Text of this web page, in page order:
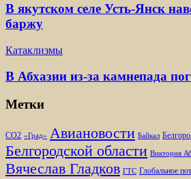
В якутском селе Усть-Янск
баржу
Катаклизмы
В Абхазии из-за камнепада
Метки
CO2 «Град» Авиановости Байкал
Белгородской области Виктория
Вячеслав Гладков ГТС Глобальное